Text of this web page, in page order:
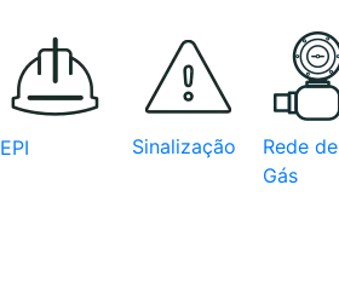
EPI Sinalização
Rede de
Gás